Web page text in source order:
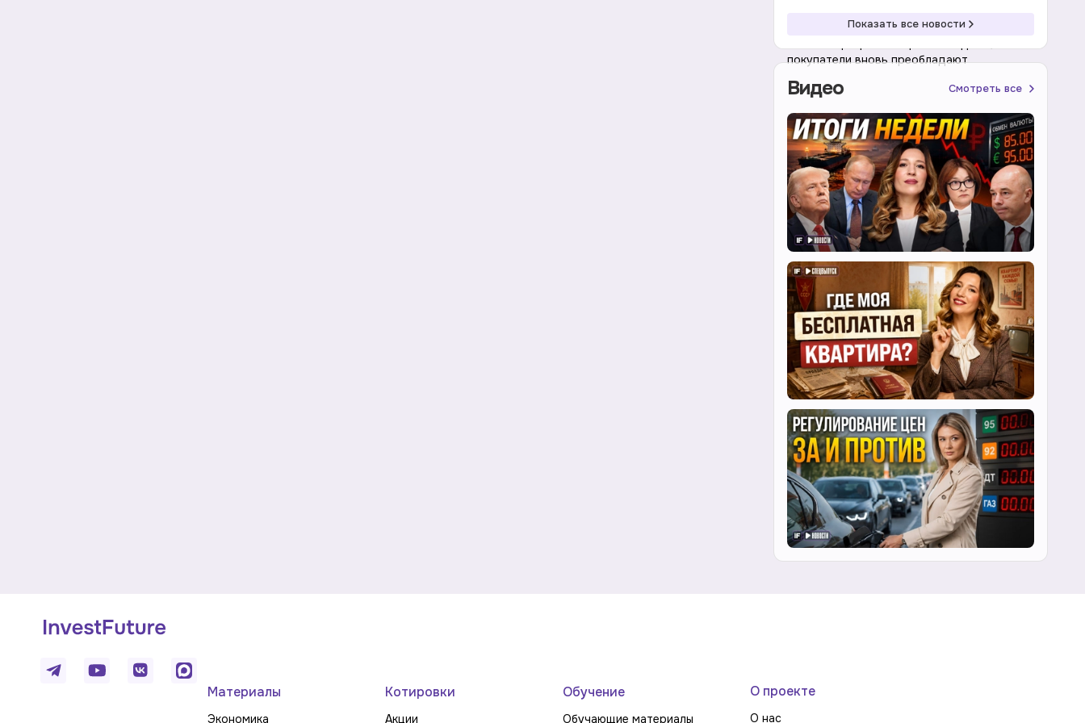
08:41 08.08.2026
покупатели вновь преобладают
Показать все новости
Видео Смотреть все
Материалы
Экономика
Котировки
Акции
Обучение
Обучающие материалы
О проекте
О нас